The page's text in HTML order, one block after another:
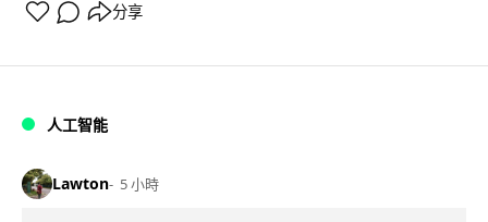
分享
人工智能
Lawton 5 小時